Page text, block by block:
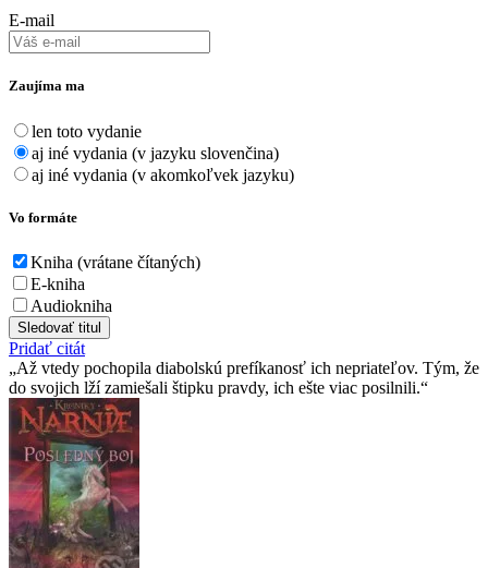
E-mail
Zaujíma ma
len toto vydanie
aj iné vydania (v jazyku slovenčina)
aj iné vydania (v akomkoľvek jazyku)
Vo formáte
Kniha (vrátane čítaných)
E-kniha
Audiokniha
Sledovať titul
Pridať citát
Až vtedy pochopila diabolskú prefíkanosť ich nepriateľov. Tým, že
do svojich lží zamiešali štipku pravdy, ich ešte viac posilnili.